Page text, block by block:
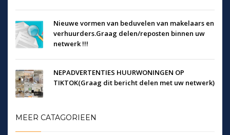
Nieuwe vormen van beduvelen van makelaars en
verhuurders.Graag delen/reposten binnen uw
netwerk !!!
NEPADVERTENTIES HUURWONINGEN OP
TIKTOK(Graag dit bericht delen met uw netwerk)
MEER CATAGORIEEN